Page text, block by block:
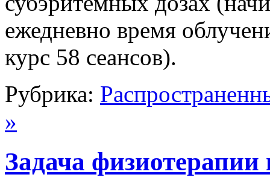
ежедневно время
курс 58 сеансов).
Рубрика:
»
Задача